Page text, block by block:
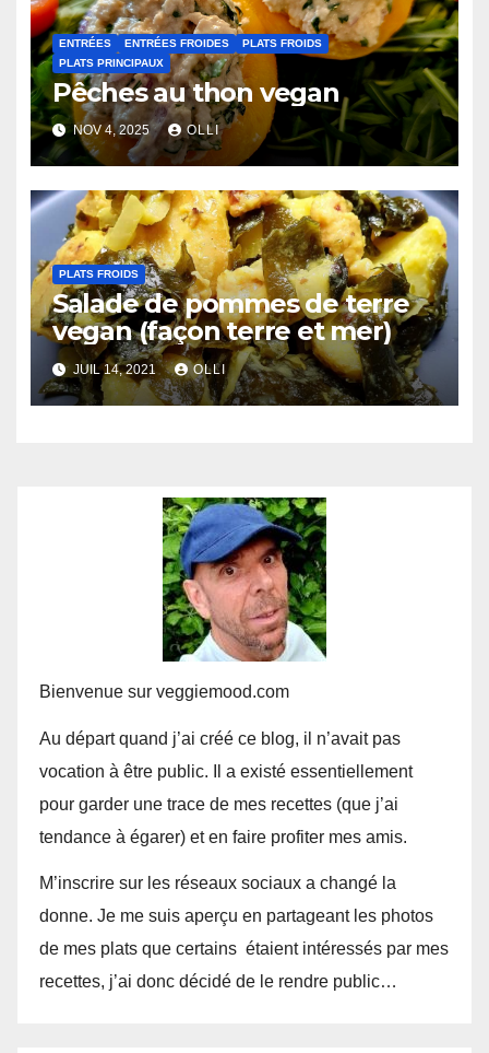
ENTRÉES ENTRÉES FROIDES
PLATS FROIDS
PLATS PRINCIPAUX
Pêches au thon vegan
NOV 4, 2025 OLLI
PLATS FROIDS
Salade de pommes de terre
vegan (façon terre et mer)
JUIL 14, 2021 OLLI
Bienvenue sur veggiemood.com
Au départ quand j’ai créé ce blog, il n’avait pas
vocation à être public. Il a existé essentiellement
pour garder une trace de mes recettes (que j’ai
tendance à égarer) et en faire profiter mes amis.
M’inscrire sur les réseaux sociaux a changé la
donne. Je me suis aperçu en partageant les photos
de mes plats que certains étaient intéressés par mes
recettes, j’ai donc décidé de le rendre public…